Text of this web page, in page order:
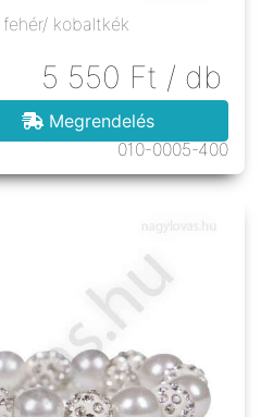
kobaltkék
5 550 Ft / db
Megrendelés
010-0005-400